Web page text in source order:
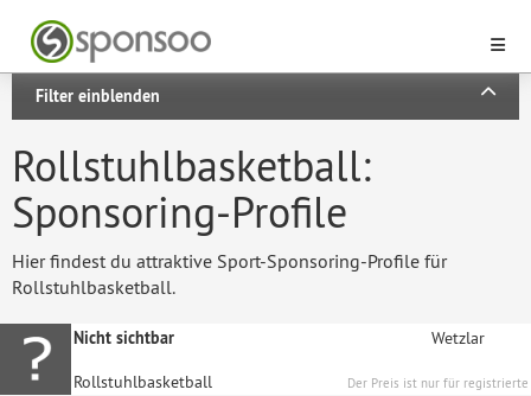
Filter einblenden
Rollstuhlbasketball:
Sponsoring-Profile
Hier findest du attraktive Sport-Sponsoring-Profile für
Rollstuhlbasketball.
Nicht sichtbar Wetzlar
Rollstuhlbasketball
Der Preis ist nur für registrierte